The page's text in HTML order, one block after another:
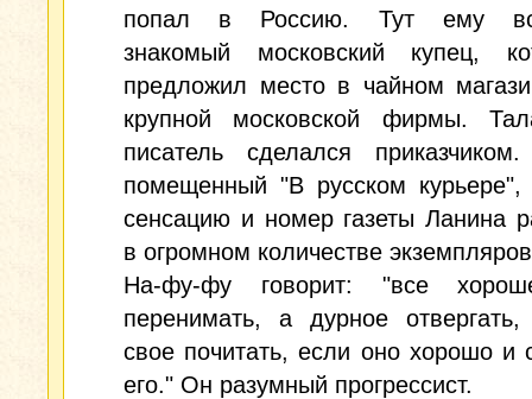
попал в Россию. Тут ему
знакомый московский купец,
предложил место в чайном
крупной московской фирмы.
писатель сделался приказчиком.
помещенный "В русском курьере",
сенсацию и номер газеты Ланина
в огромном количестве
На-фу-фу говорит: "все
перенимать, а дурное
свое почитать, если оно хорошо и
его." Он разумный прогрессист.